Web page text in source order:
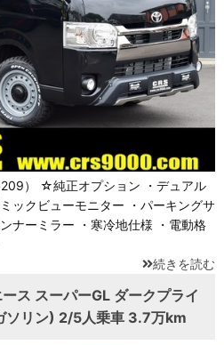
） ☆純正オプション ・デュアル
ックビューモニター ・パーキングサ
ナーミラー ・寒冷地仕様 ・電動格
続きを読む
ス スーパーGL ダークプライ
リン) 2/5人乗車 3.7万km